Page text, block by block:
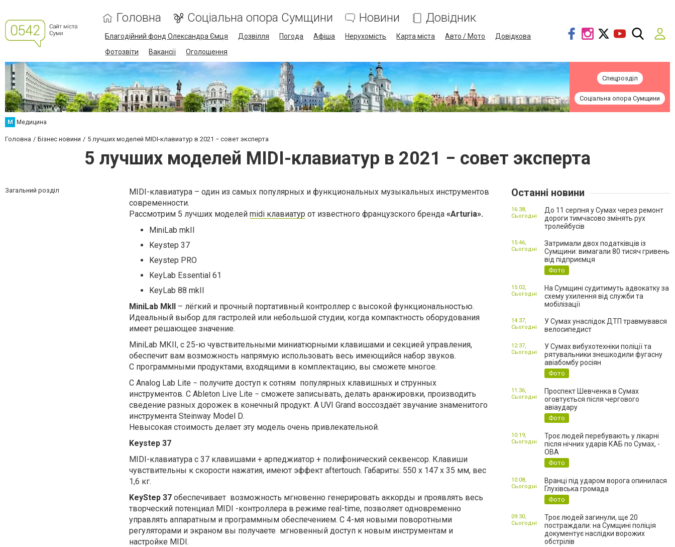
Головна Соціальна опора Сумщини Новини Довідник
Благодійний фонд Олександра Ємця Дозвілля Погода Афіша Нерухомість Карта міста Авто / Мото
Довідкова
Фотозвіти
Вакансії Оголошення
Спецрозділ
Соціальна опора Сумщини
М Медицина
Головна Бізнес новини 5 лучших моделей MIDI-клавиатур в 2021 − совет эксперта
5 лучших моделей MIDI-клавиатур в 2021 − совет эксперта
Загальний розділ MIDI-клавиатура – один из самых популярных и функциональных музыкальных инструментов
современности.
Рассмотрим 5 лучших моделей midi клавиатур от известного французского бренда «Arturia».
MiniLab mkII
Keystep 37
Keystep PRO
KeyLab Essential 61
KeyLab 88 mkII
MiniLab MkII – лёгкий и прочный портативный контроллер с высокой функциональностью.
Идеальный выбор для гастролей или небольшой студии, когда компактность оборудования
имеет решающее значение.
MiniLab MКII, с 25-ю чувствительными миниатюрными клавишами и секцией управления,
обеспечит вам возможность напрямую использовать весь имеющийся набор звуков.
С программными продуктами, входящими в комплектацию, вы сможете многое.
С Analog Lab Lite − получите доступ к сотням популярных клавишных и струнных
инструментов. С Ableton Live Lite − сможете записывать, делать аранжировки, производить
сведение разных дорожек в конечный продукт. А UVI Grand воссоздаёт звучание знаменитого
инструмента Steinway Model D.
Невысокая стоимость делает эту модель очень привлекательной.
Keystep 37
MIDI-клавиатура с 37 клавишами + арпеджиатор + полифонический секвенсор. Клавиши
чувствительны к скорости нажатия, имеют эффект aftertouch. Габариты: 550 x 147 x 35 мм, вес
1,6 кг.
KeyStep 37 обеспечивает возможность мгновенно генерировать аккорды и проявлять весь
творческий потенциал MIDI -контроллера в режиме real-time, позволяет одновременно
управлять аппаратным и программным обеспечением. С 4-мя новыми поворотными
регуляторами и экраном вы получаете мгновенный доступ к новым инструментам и
настройке MIDI.
Останні новини
До 11 серпня у Сумах через ремонт
дороги тимчасово змінять рух
тролейбусів
16:38,
Сьогодні
Затримали двох податківців із
Сумщини: вимагали 80 тисяч гривень
від підприємця
Фото
15:46,
Сьогодні
На Сумщині судитимуть адвокатку за
схему ухилення від служби та
мобілізації
15:02,
Сьогодні
У Сумах унаслідок ДТП травмувався
велосипедист
14:37,
Сьогодні
У Сумах вибухотехніки поліції та
рятувальники знешкодили фугасну
авіабомбу росіян
Фото
12:37,
Сьогодні
Проспект Шевченка в Сумах
оговтується після чергового
авіаудару
Фото
11:36,
Сьогодні
Троє людей перебувають у лікарні
після нічних ударів КАБ по Сумах, -
ОВА
Фото
10:19,
Сьогодні
Вранці під ударом ворога опинилася
Глухівська громада
Фото
10:08,
Сьогодні
Троє людей загинули, ще 20
постраждали: на Сумщині поліція
документує наслідки ворожих
обстрілів
09:30,
Сьогодні